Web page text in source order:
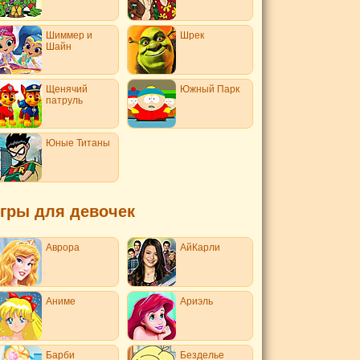
Шиммер и
Шайн
Шрек
Щенячий
патруль
Южный Парк
Юные Титаны
для девочек
Аврора АйКарли
Аниме Ариэль
Барби Безделье